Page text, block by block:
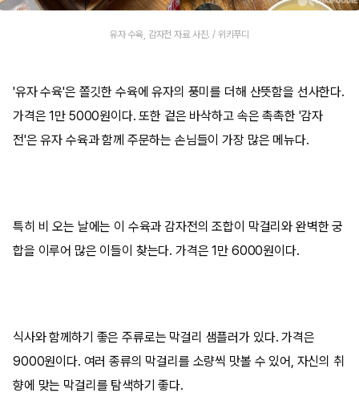
유자 수육, 감자전 자료 사진. / 위키푸디
'유자 수육'은 쫄깃한 수육에 유자의 풍미를 더해 산뜻함을 선사한다.
가격은 1만 5000원이다. 또한 겉은 바삭하고 속은 촉촉한 '감자
전'은 유자 수육과 함께 주문하는 손님들이 가장 많은 메뉴다.
특히 비 오는 날에는 이 수육과 감자전의 조합이 막걸리와 완벽한 궁
합을 이루어 많은 이들이 찾는다. 가격은 1만 6000원이다.
식사와 함께하기 좋은 주류로는 막걸리 샘플러가 있다. 가격은
9000원이다. 여러 종류의 막걸리를 소량씩 맛볼 수 있어, 자신의 취
향에 맞는 막걸리를 탐색하기 좋다.